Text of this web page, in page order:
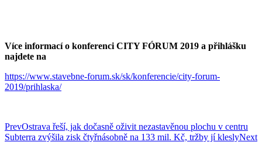
Více informací o konferenci CITY FÓRUM 2019 a přihlášku
najdete na
https://www.stavebne-forum.sk/sk/konferencie/city-forum-
2019/prihlaska/
PrevOstrava řeší, jak dočasně oživit nezastavěnou plochu v centru
Subterra zvýšila zisk čtyřnásobně na 133 mil. Kč, tržby jí kleslyNext